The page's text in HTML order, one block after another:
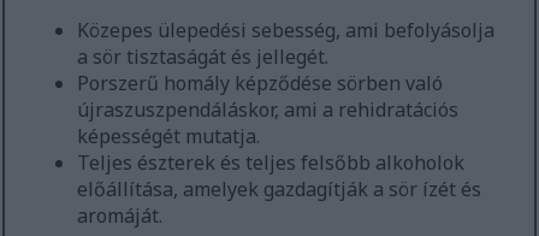
Közepes ülepedési sebesség, ami befolyásolja
a sör tisztaságát és jellegét.
Porszerű homály képződése sörben való
újraszuszpendáláskor, ami a rehidratációs
képességét mutatja.
Teljes észterek és teljes felsőbb alkoholok
előállítása, amelyek gazdagítják a sör ízét és
aromáját.